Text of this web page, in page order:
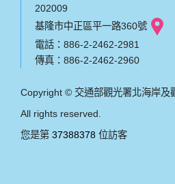
202009
基隆市中正區平一路360號
電話：886-2-2462-2981
傳真：886-2-2462-2960
Copyright © 交通部觀光署北海岸及
All rights reserved.
您是第 37388378 位訪客